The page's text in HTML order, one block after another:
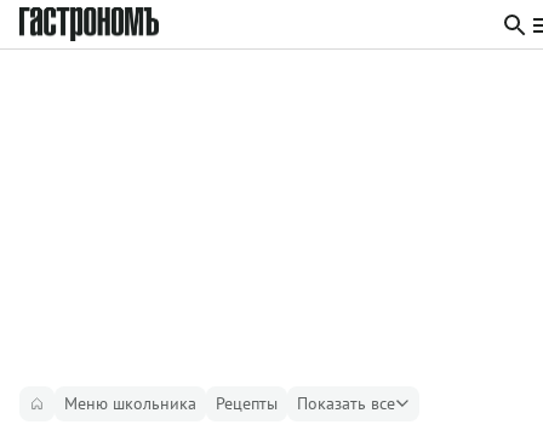
Меню школьника Рецепты Показать все